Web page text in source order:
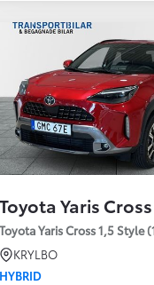
Från 350 900 kr
Från 3 450 kr/mån
Easy Billån
Nya GR GT
The soul lives on
kamera JBL
Toyota Yaris Cross
Toyota Yaris Cross 1,5 Style
KRYLBO
HYBRID